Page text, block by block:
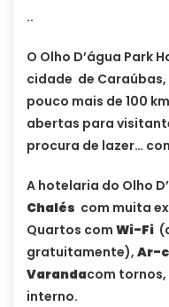
O Olho D’água Park
cidade de
pouco mais de 100
abertas para
procura de lazer…
A hotelaria do Olho
Chalés com muita
Quartos com Wi-Fi
gratuitamente), Ar-
Varandacom tornos,
interno.